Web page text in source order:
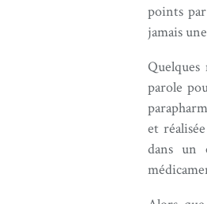
points
jamais
parole
et
dans un